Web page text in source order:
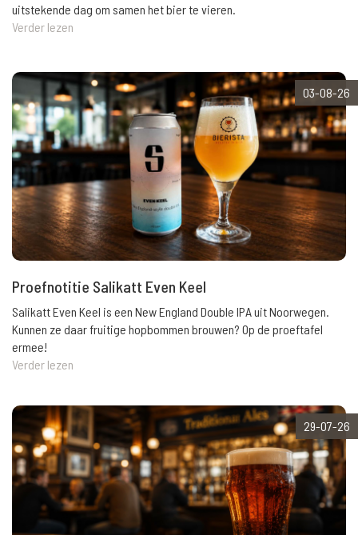
uitstekende dag om samen het bier te vieren.
Verder lezen
03-08-26
Proefnotitie Salikatt Even Keel
Salikatt Even Keel is een New England Double IPA uit Noorwegen.
Kunnen ze daar fruitige hopbommen brouwen? Op de proeftafel
ermee!
Verder lezen
29-07-26